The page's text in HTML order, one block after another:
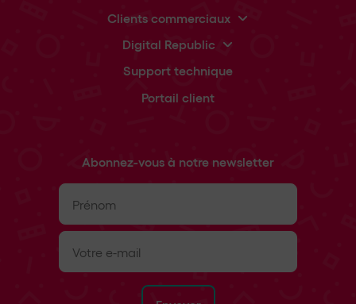
Clients commerciaux
Digital Republic
Support technique
Portail client
Abonnez-vous à notre newsletter
Prénom
E-
mail(Nécessaire)